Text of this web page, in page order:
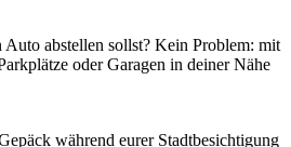
abstellen sollst? Kein Problem: mit
oder Garagen in deiner Nähe
während eurer Stadtbesichtigung